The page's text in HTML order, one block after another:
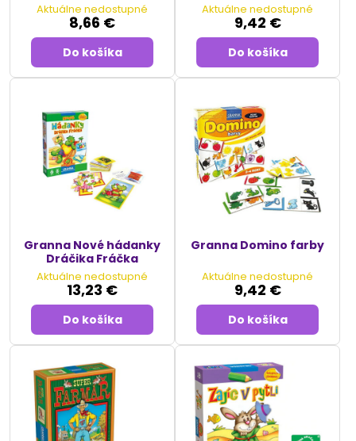
Aktuálne nedostupné
8,66 €
Do košíka
Aktuálne nedostupné
9,42 €
Do košíka
Granna Nové hádanky
Dráčika Fráčka
Aktuálne nedostupné
13,23 €
Do košíka
Granna Domino farby
Aktuálne nedostupné
9,42 €
Do košíka